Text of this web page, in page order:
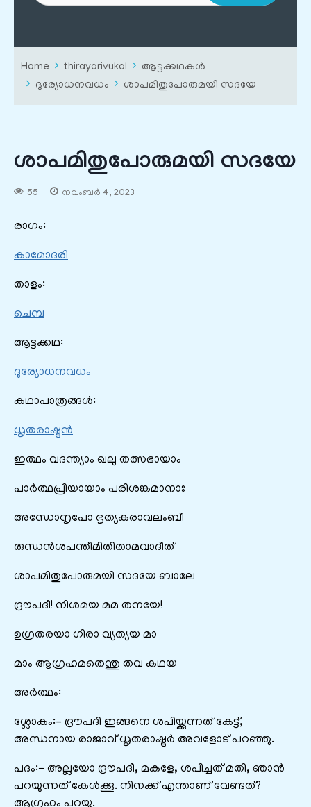
Home thirayarivukal
ആട്ടക്കഥകൾ
ദുര്യോധനവധം
ശാപമിതുപോരുമയി സദയേ
ശാപമിതുപോരുമയി സദയേ
55 നവംബർ 4, 2023
രാഗം:
കാമോദരി
താളം:
ചെമ്പ
ആട്ടക്കഥ:
ദുര്യോധനവധം
കഥാപാത്രങ്ങൾ:
ധൃതരാഷ്ട്രൻ
ഇത്ഥം വദന്ത്യാം ഖലു തത്സഭായാം
പാർത്ഥപ്രിയായാം പരിശങ്കമാനാഃ
അന്ധോനൃപോ ഭൃത്യകരാവലംബീ
രുന്ധൻശപന്തീമിതിതാമവാദീത്
ശാപമിതുപോരുമയി സദയേ ബാലേ
ദ്രൗപദീ! നിശമയ മമ തനയേ!
ഉഗ്രതരയാ ഗിരാ വ്യത്യയ മാ
മാം ആഗ്രഹമതെന്തു തവ കഥയ
അർത്ഥം:
ശ്ലോകം:- ദ്രൗപദി ഇങ്ങനെ ശപിയ്ക്കുന്നത് കേട്ട്,
അന്ധനായ രാജാവ് ധൃതരാഷ്ട്രർ അവളോട് പറഞ്ഞു.
പദം:- അല്ലയോ ദ്രൗപദീ, മകളേ, ശപിച്ചത് മതി, ഞാൻ
പറയുന്നത് കേൾക്കൂ. നിനക്ക് എന്താണ് വേണ്ടത്?
ആഗ്രഹം പറയൂ.